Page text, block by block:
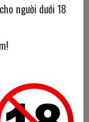
người dưới 18